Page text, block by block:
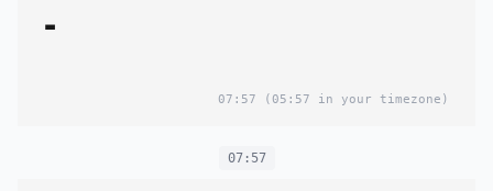
-
07:57 (05:57 in your timezone)
07:57